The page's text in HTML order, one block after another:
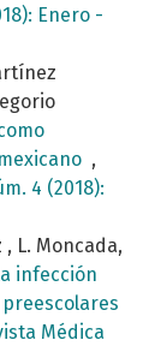
Enero -
,
4 (2018):
, L. Moncada,
infección
Médica